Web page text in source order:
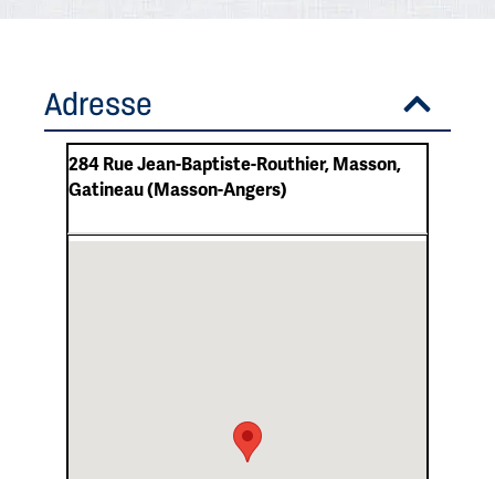
Adresse
284 Rue Jean-Baptiste-Routhier, Masson,
Gatineau (Masson-Angers)